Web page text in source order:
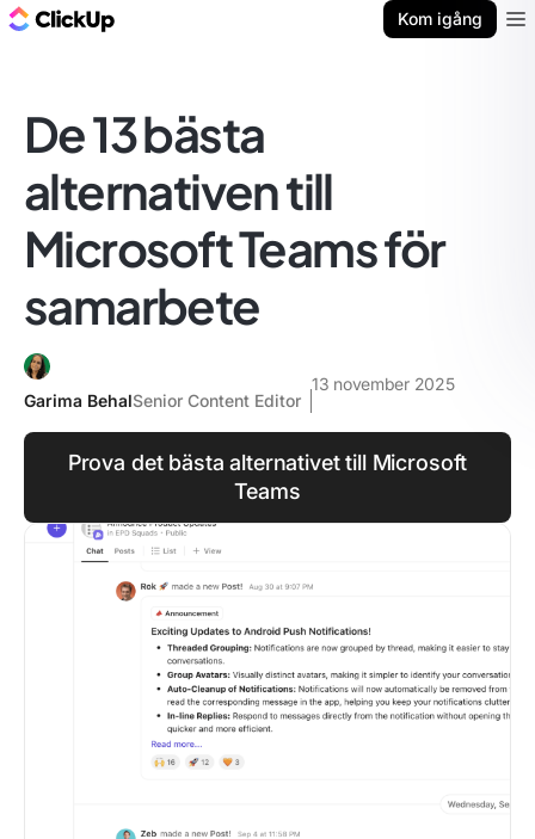
Kom igång
De 13 bästa
alternativen till
Microsoft Teams för
samarbete
Garima BehalSenior Content Editor
13 november 2025
Prova det bästa alternativet till Microsoft
Teams